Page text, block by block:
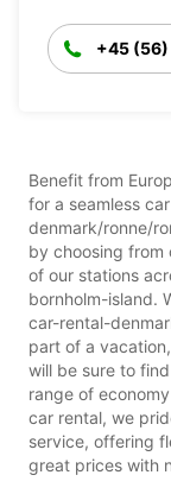
+45
Benefit from
for a seamless
denmark/ronne/
by choosing from
of our stations
bornholm-island.
car-rental-
part of a
will be sure to
range of
car rental, we
service, offering
great prices with